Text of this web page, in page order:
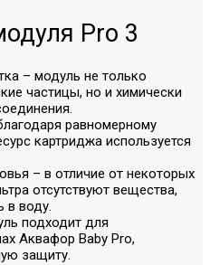
Pro 3
– модуль не только
частицы, но и химически
равномерному
картриджа используется
– в отличие от некоторых
отсутствуют вещества,
в воду.
подходит для
Аквафор Baby Pro,
защиту.